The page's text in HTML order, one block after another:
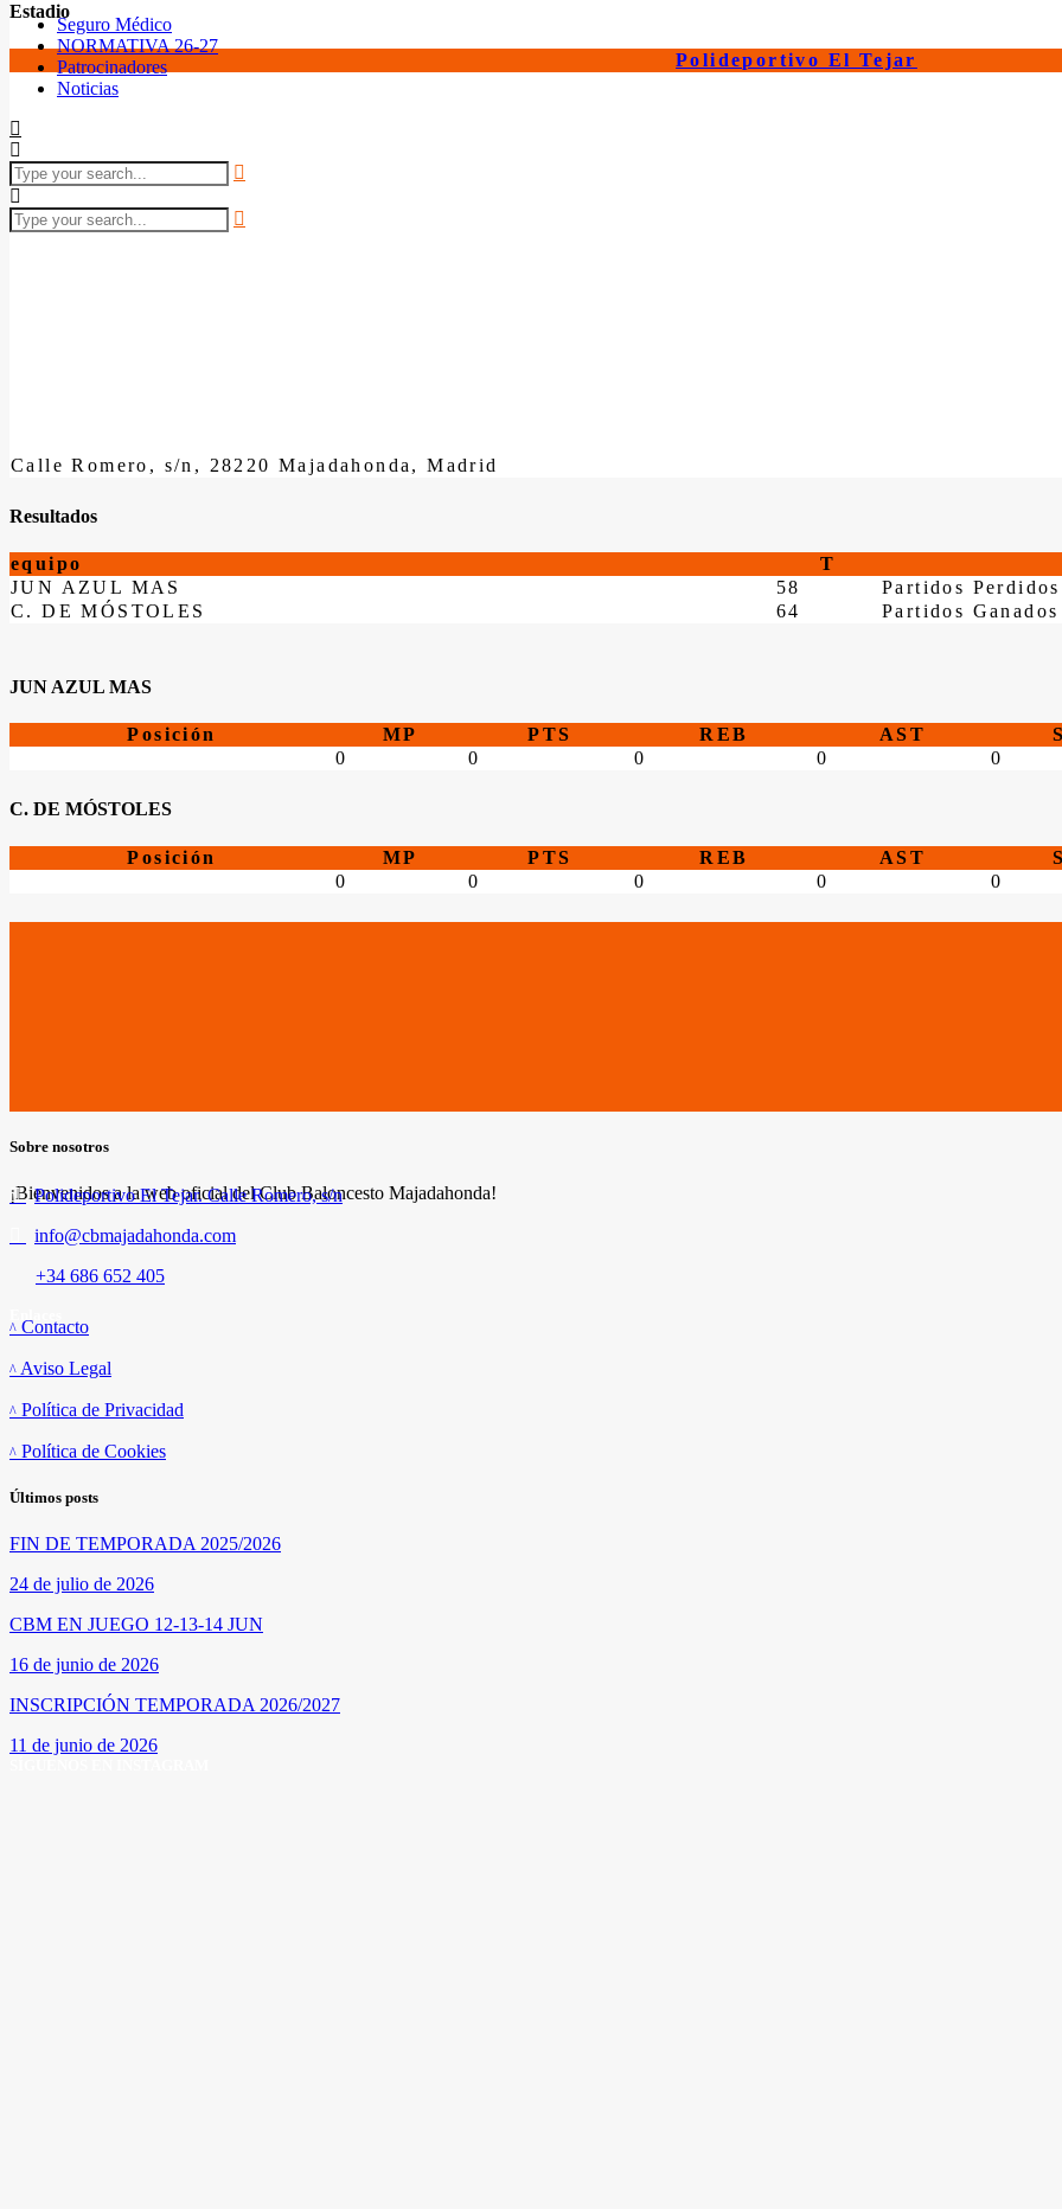
Seguro Médico
NORMATIVA 26-27
Patrocinadores
Noticias
Estadio
Polideportivo El Tejar
Calle Romero, s/n, 28220 Majadahonda, Madrid
Resultados
equipo T
JUN AZUL MAS
58
Partidos Perdidos
C. DE MÓSTOLES
64 Partidos Ganados
JUN AZUL MAS
Posición MP PTS REB AST
0
0 0 0 0
C. DE MÓSTOLES
Posición MP PTS REB AST
0
0 0 0 0
Sobre nosotros
¡Bienvenidos a la web oficial del Club Baloncesto Majadahonda!
Polideportivo El Tejar. Calle Romero, s/n
info@cbmajadahonda.com
+34 686 652 405
Contacto
Aviso Legal
Política de Privacidad
Política de Cookies
Últimos posts
FIN DE TEMPORADA 2025/2026
24 de julio de 2026
CBM EN JUEGO 12-13-14 JUN
16 de junio de 2026
INSCRIPCIÓN TEMPORADA 2026/2027
11 de junio de 2026